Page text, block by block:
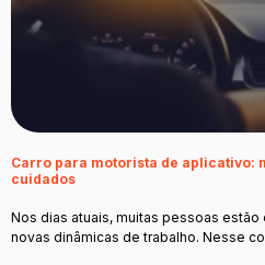
Carro para motorista de aplicativo:
cuidados
Nos dias atuais, muitas pessoas
novas dinâmicas de trabalho. Nesse